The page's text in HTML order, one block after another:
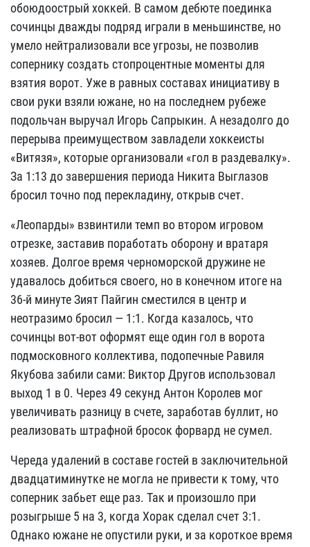
обоюдоострый хоккей. В самом дебюте поединка
сочинцы дважды подряд играли в меньшинстве, но
умело нейтрализовали все угрозы, не позволив
сопернику создать стопроцентные моменты для
взятия ворот. Уже в равных составах инициативу в
свои руки взяли южане, но на последнем рубеже
подольчан выручал Игорь Сапрыкин. А незадолго до
перерыва преимуществом завладели хоккеисты
«Витязя», которые организовали «гол в раздевалку».
За 1:13 до завершения периода Никита Выглазов
бросил точно под перекладину, открыв счет.
«Леопарды» взвинтили темп во втором игровом
отрезке, заставив поработать оборону и вратаря
хозяев. Долгое время черноморской дружине не
удавалось добиться своего, но в конечном итоге на
36-й минуте Зият Пайгин сместился в центр и
неотразимо бросил — 1:1. Когда казалось, что
сочинцы вот-вот оформят еще один гол в ворота
подмосковного коллектива, подопечные Равиля
Якубова забили сами: Виктор Другов использовал
выход 1 в 0. Через 49 секунд Антон Королев мог
увеличивать разницу в счете, заработав буллит, но
реализовать штрафной бросок форвард не сумел.
Череда удалений в составе гостей в заключительной
двадцатиминутке не могла не привести к тому, что
соперник забьет еще раз. Так и произошло при
розыгрыше 5 на 3, когда Хорак сделал счет 3:1.
Однако южане не опустили руки, и за короткое время